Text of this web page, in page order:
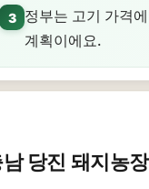
3
정부는 고기 가격
계획이에요.
당진 돼지농